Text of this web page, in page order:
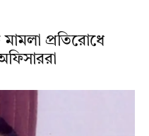
প্রতিরোধে